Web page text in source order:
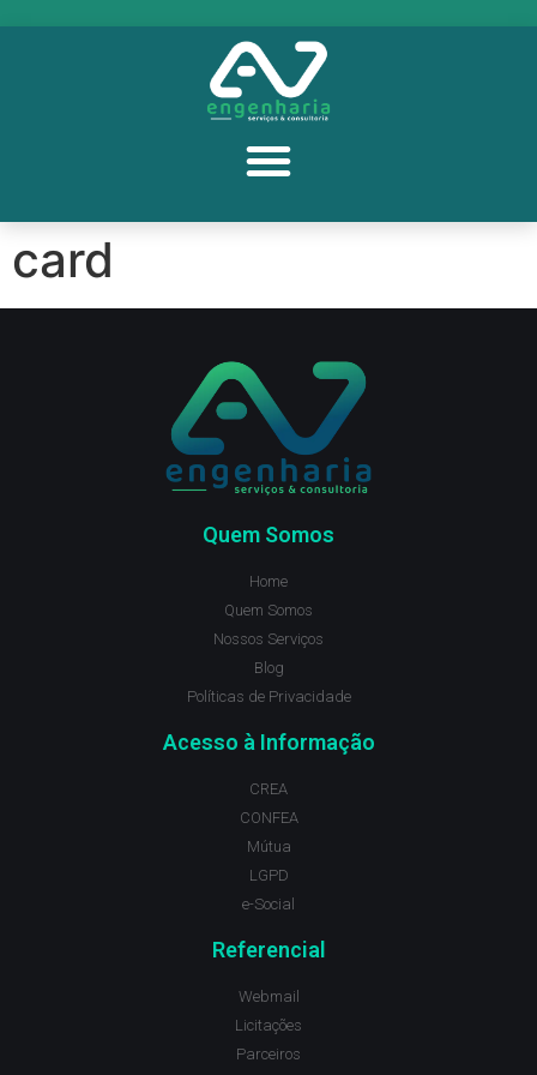
card
Quem Somos
Home
Quem Somos
Nossos Serviços
Blog
Políticas de Privacidade
Acesso à Informação
CREA
CONFEA
Mútua
LGPD
e-Social
Referencial
Webmail
Licitações
Parceiros